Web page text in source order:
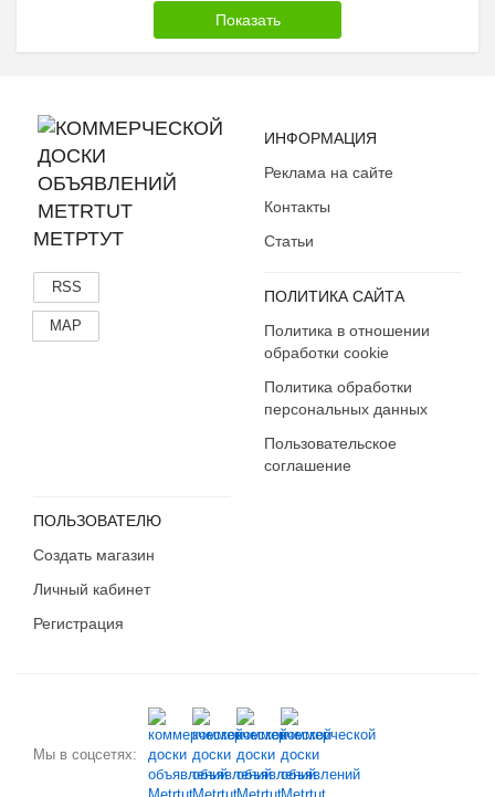
МЕТРТУТ
RSS
MAP
ИНФОРМАЦИЯ
Реклама на сайте
Контакты
Статьи
ПОЛИТИКА САЙТА
Политика в отношении
обработки cookie
Политика обработки
персональных данных
Пользовательское
соглашение
ПОЛЬЗОВАТЕЛЮ
Создать магазин
Личный кабинет
Регистрация
Мы в соцсетях: